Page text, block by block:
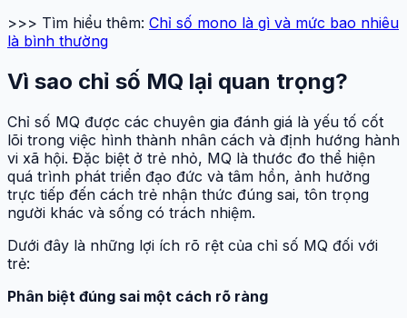
>>> Tìm hiểu thêm: Chỉ số mono là gì và mức bao nhiêu
là bình thường
Vì sao chỉ số MQ lại quan trọng?
Chỉ số MQ được các chuyên gia đánh giá là yếu tố cốt
lõi trong việc hình thành nhân cách và định hướng hành
vi xã hội. Đặc biệt ở trẻ nhỏ, MQ là thước đo thể hiện
quá trình phát triển đạo đức và tâm hồn, ảnh hưởng
trực tiếp đến cách trẻ nhận thức đúng sai, tôn trọng
người khác và sống có trách nhiệm.
Dưới đây là những lợi ích rõ rệt của chỉ số MQ đối với
trẻ:
Phân biệt đúng sai một cách rõ ràng